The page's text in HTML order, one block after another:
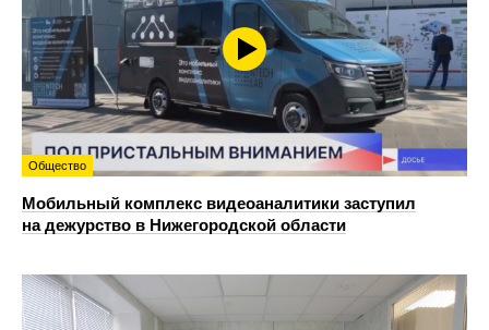
Общество
Мобильный комплекс видеоаналитики заступил
на дежурство в Нижегородской области